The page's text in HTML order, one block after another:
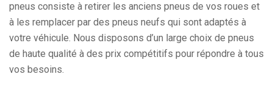
pneus consiste à retirer les anciens pneus de vos roues et
à les remplacer par des pneus neufs qui sont adaptés à
votre véhicule. Nous disposons d’un large choix de pneus
de haute qualité à des prix compétitifs pour répondre à tous
vos besoins.